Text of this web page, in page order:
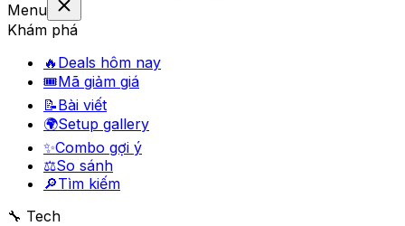
Menu
Khám phá
🔥 Deals hôm nay
🎟Mã giảm giá
📝Bài viết
🌍Setup gallery
✨Combo gợi ý
⚖️So sánh
🔎Tìm kiếm
🔧 Tech